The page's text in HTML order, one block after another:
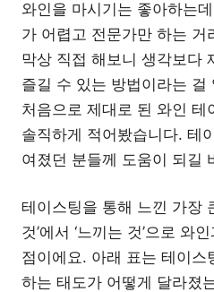
와인을 마시기는 좋아하는
가 어렵고 전문가만 하는 거
막상 직접 해보니 생각보다
즐길 수 있는 방법이라는 걸
처음으로 제대로 된 와인 테
솔직하게 적어봤습니다. 테
여졌던 분들께 도움이 되길
테이스팅을 통해 느낀 가장
것’에서 ‘느끼는 것’으로 와
점이에요. 아래 표는 테이스
하는 태도가 어떻게 달라졌